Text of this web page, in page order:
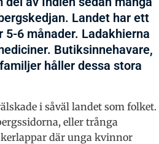
Landet har ett
6 månader. Ladakhierna
Butiksinnehavare,
håller dessa stora
i såväl landet som folket.
eller trånga
där unga kvinnor